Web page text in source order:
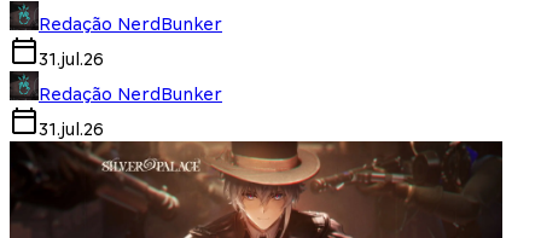
Redação NerdBunker
31.jul.26
Redação NerdBunker
31.jul.26